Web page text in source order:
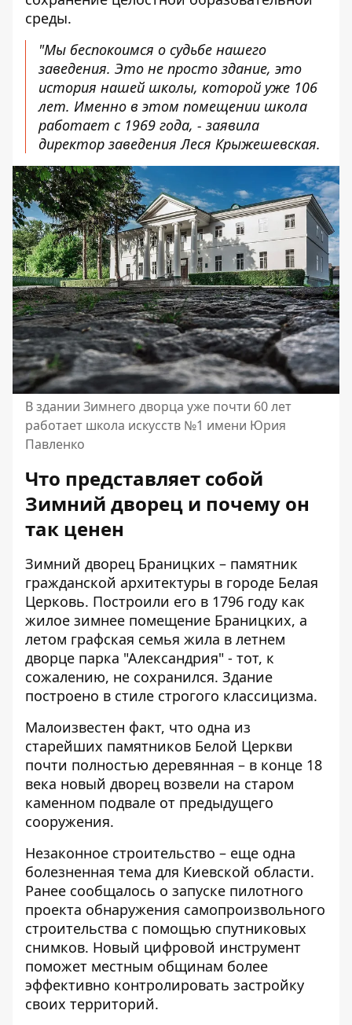
среды.
"Мы беспокоимся о судьбе нашего
заведения. Это не просто здание, это
история нашей школы, которой уже 106
лет. Именно в этом помещении школа
работает с 1969 года, - заявила
директор заведенияЛеся Крыжешевская.
В здании Зимнего дворца уже почти 60 лет
работает школа искусств №1 имени Юрия
Павленко
Что представляет собой
Зимний дворец и почему он
так ценен
Зимний дворец Браницких – памятник
гражданской архитектуры в городе Белая
Церковь. Построили его в 1796 году как
жилое зимнее помещение Браницких, а
летом графская семья жила в летнем
дворце парка "Александрия" - тот, к
сожалению, не сохранился. Здание
построено в стиле строгого классицизма.
Малоизвестен факт, что одна из
старейших памятников Белой Церкви
почти полностью деревянная – в конце 18
века новый дворец возвели на старом
каменном подвале от предыдущего
сооружения.
Незаконное строительство – еще одна
болезненная тема для Киевской области.
Ранее сообщалось о запуске пилотного
проекта обнаружения самопроизвольного
строительства с помощью спутниковых
снимков. Новый цифровой инструмент
поможет местным общинам более
эффективно контролировать застройку
своих территорий.